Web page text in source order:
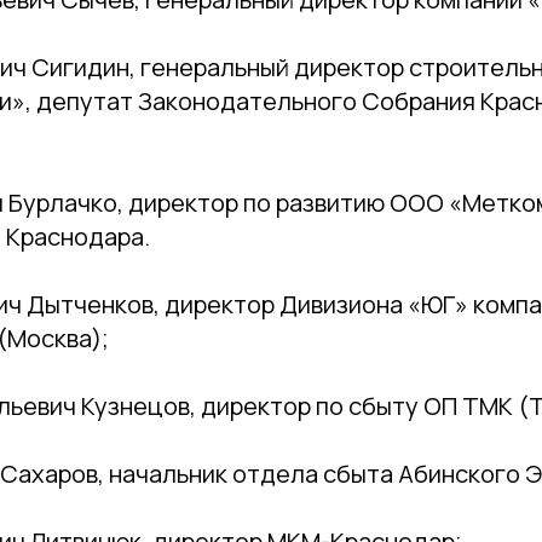
Сигидин, генеральный директор
депутат Законодательного Собрания
директор по развитию ООО
Дытченков, директор Дивизиона «ЮГ»
Кузнецов, директор по сбыту ОП ТМК
начальник отдела сбыта Абинского